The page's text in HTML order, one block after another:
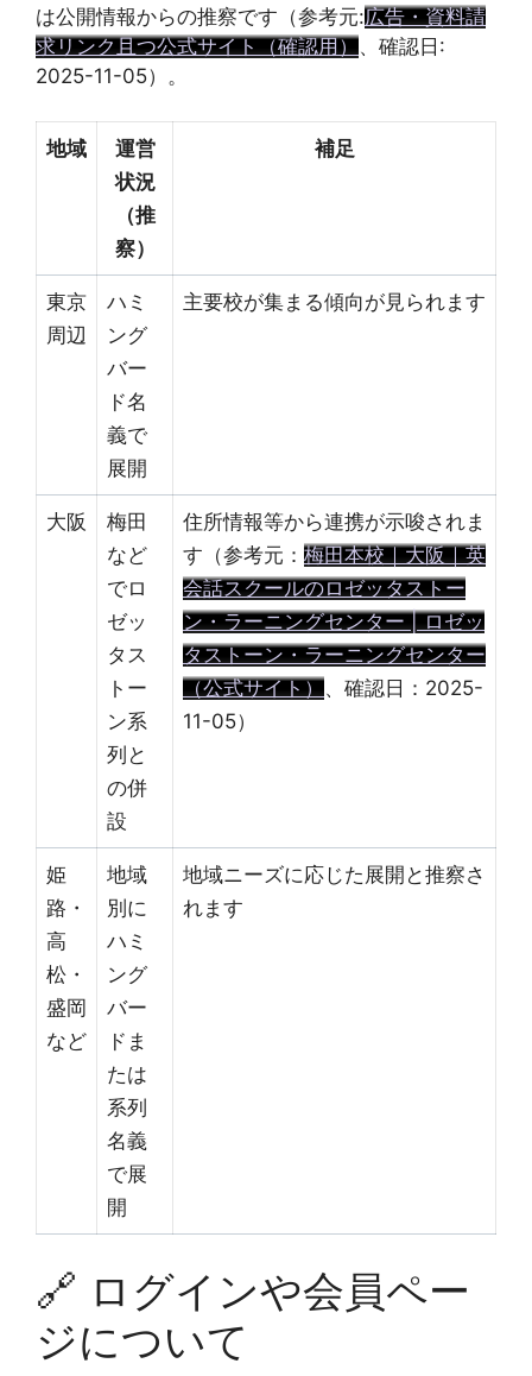
は公開情報からの推察です（参考元:広告・資料請
求リンク且つ公式サイト（確認用）、確認日:
2025-11-05）。
地域
運営
状況
（推
察）
補足
東京
周辺
ハミ
ング
バー
ド名
義で
展開
主要校が集まる傾向が見られます
大阪
梅田
など
でロ
ゼッ
タス
トー
ン系
列と
の併
設
住所情報等から連携が示唆されま
す（参考元： 梅田本校｜大阪｜英
会話スクールのロゼッタストー
ン・ラーニングセンター | ロゼッ
タストーン・ラーニングセンター
（公式サイト）、確認日：2025-
11-05）
姫
路・
高
松・
盛岡
など
地域
別に
ハミ
ング
バー
ドま
たは
系列
名義
で展
開
地域ニーズに応じた展開と推察さ
れます
🔗 ログインや会員ペー
ジについて